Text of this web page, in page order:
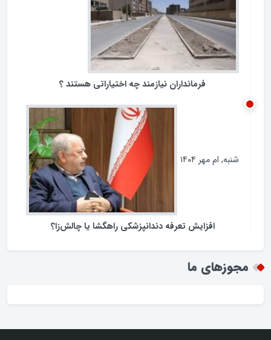
فرمانداران نیازمند چه اختیاراتی هستند ؟
شنبه, ام مهر ۱۴۰۴
افزایش تعرفه دندانپزشکی راهگشا یا چالش‌زا؟
مجوزهای ما